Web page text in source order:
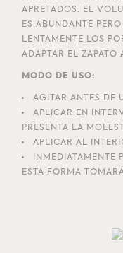
APRETADOS. EL
ES ABUNDANTE
LENTAMENTE LOS
ADAPTAR EL ZAPATO
MODO DE USO:
AGITAR ANTES DE
APLICAR EN
PRESENTA LA
APLICAR AL
INMEDIATAMENTE
ESTA FORMA